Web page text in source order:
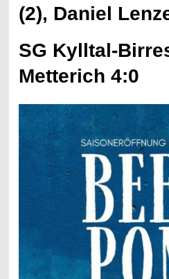
(2), Daniel
SG Kylltal-
Metterich 4:0